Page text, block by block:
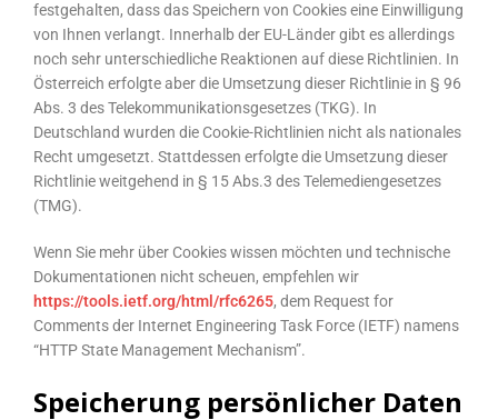
festgehalten, dass das Speichern von Cookies eine Einwilligung
von Ihnen verlangt. Innerhalb der EU-Länder gibt es allerdings
noch sehr unterschiedliche Reaktionen auf diese Richtlinien. In
Österreich erfolgte aber die Umsetzung dieser Richtlinie in § 96
Abs. 3 des Telekommunikationsgesetzes (TKG). In
Deutschland wurden die Cookie-Richtlinien nicht als nationales
Recht umgesetzt. Stattdessen erfolgte die Umsetzung dieser
Richtlinie weitgehend in § 15 Abs.3 des Telemediengesetzes
(TMG).
Wenn Sie mehr über Cookies wissen möchten und technische
Dokumentationen nicht scheuen, empfehlen wir
https://tools.ietf.org/html/rfc6265, dem Request for
Comments der Internet Engineering Task Force (IETF) namens
“HTTP State Management Mechanism”.
Speicherung persönlicher Daten